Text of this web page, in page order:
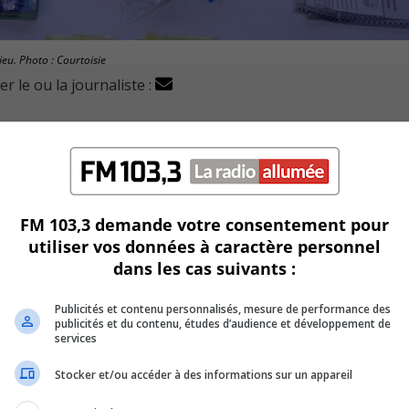
Photo : Courtoisie
le ou la journaliste :
a procédé à l’arrestation de deux hommes pour
de vente de stupéfiants.
et ses environs.
Mont-Saint-Hilaire et Saint-Marc-sur-Richelieu.
kg de cocaïne, 20,72 grammes de cannabis, 212
conditions à respecter.
FM 103,3 demande votre consentement pour
utiliser vos données à caractère personnel
dans les cas suivants :
Publicités et contenu personnalisés, mesure de performance des
publicités et du contenu, études d’audience et développement de
services
Stocker et/ou accéder à des informations sur un appareil